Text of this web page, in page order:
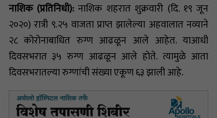
नाशिक (प्रतिनिधी):नाशिक शहरात शुक्रवारी (दि. १९ जून
२०२०) रात्री ९.२५ वाजता प्राप्त झालेल्या अहवालात नव्याने
२८ कोरोनाबाधित रुग्ण आढळून आले आहेत. याआधी
दिवसभरात ३५ रुग्ण आढळून आले होते. त्यामुळे आता
दिवसभरातल्या रुग्णांची संख्या एकूण ६३ झाली आहे.